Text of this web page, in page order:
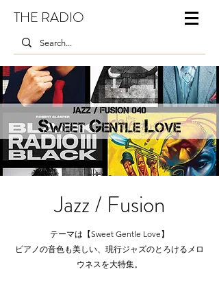
THE RADIO
Jazz / Fusion
テーマは【Sweet Gentle Love】
ピアノの音色も美しい、現行ジャズのとろけるメロ
ウネスを大特集。